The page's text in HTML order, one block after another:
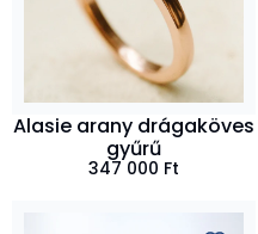
Alasie arany drágaköves
gyűrű
347 000 Ft